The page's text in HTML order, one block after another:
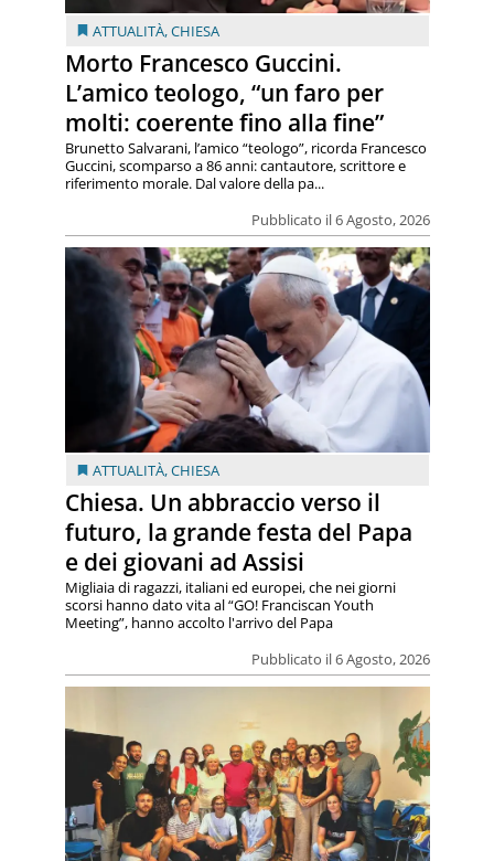
ATTUALITÀ,CHIESA
Morto Francesco Guccini.
L’amico teologo, “un faro per
molti: coerente fino alla fine”
Pubblicato il 6 Agosto, 2026
Brunetto Salvarani, l’amico “teologo”, ricorda Francesco
Guccini, scomparso a 86 anni: cantautore, scrittore e
riferimento morale. Dal valore della pa...
ATTUALITÀ,CHIESA
Chiesa. Un abbraccio verso il
futuro, la grande festa del Papa
e dei giovani ad Assisi
Pubblicato il 6 Agosto, 2026
Migliaia di ragazzi, italiani ed europei, che nei giorni
scorsi hanno dato vita al “GO! Franciscan Youth
Meeting”, hanno accolto l'arrivo del Papa